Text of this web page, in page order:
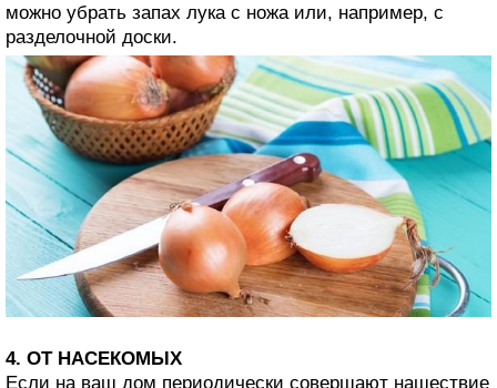
можно убрать запах лука с ножа или, например, с
разделочной доски.
4. ОТ НАСЕКОМЫХ
Если на ваш дом периодически совершают нашествие